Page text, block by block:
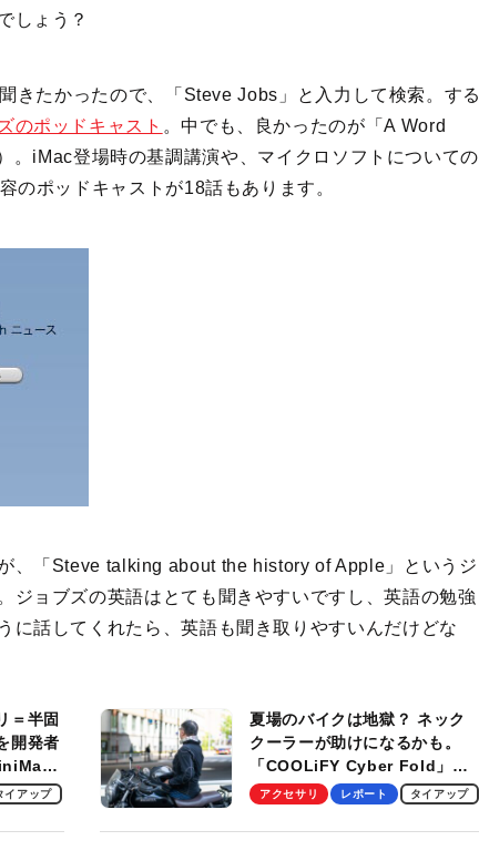
しょう？
きたかったので、「Steve Jobs」と入力して検索。する
のポッドキャスト 。中でも、良かったのが「A Word
。iMac登場時の基調講演や、マイクロソフトについての
のポッドキャストが18話もあります。
、「Steve talking about the history of Apple」というジ
ジョブズの英語はとても聞きやすいですし、英語の勉強
に話してくれたら、英語も聞き取りやすいんだけどな
＝半固
開発者
イアップ
夏場のバイクは地獄？ ネック
クーラーが助けになるかも。
「COOLiFY Cyber Fold」レ
ビュー。冷却の速さ、密着する
性がグッド！
アクセサリ レポート タイアップ